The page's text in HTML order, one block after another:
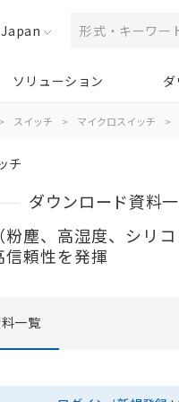
Japan
ソリューション
> スイッチ > マイクロスイッチ >
チ
ダウンロード資料
粉塵、高湿度、シリ
頼性を発揮
一覧